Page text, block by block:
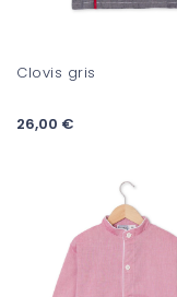
Clovis gris
26,00 €